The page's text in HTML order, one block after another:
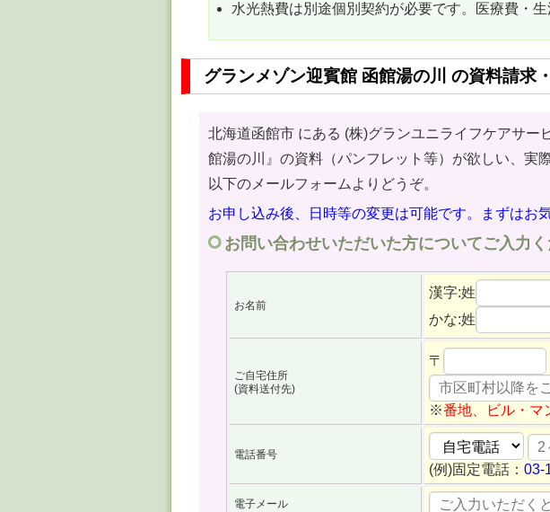
水光熱費は別途個別契約が必要です。医療費・
グランメゾン迎賓館 函館湯の川 の資料請求
北海道函館市 にある (株)グランユニライフケアサー
館湯の川』の資料（パンフレット等）が欲しい、実
以下のメールフォームよりどうぞ。
お申し込み後、日時等の変更は可能です。まずはお
お問い合わせいただいた方についてご入力
お名前
漢字:姓
かな:姓
ご自宅住所
(資料送付先)
〒
※番地、ビル・マ
電話番号
(例)固定電話： 03-
電子メール